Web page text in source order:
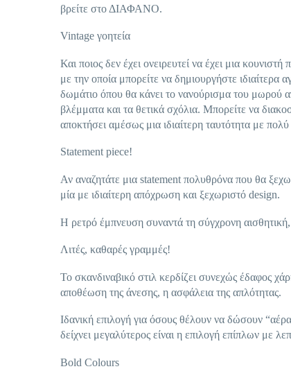
βρείτε στο ΔΙΑΦΑΝΟ.
Vintage γοητεία
Και ποιος δεν έχει ονειρευτεί να έχει μια
με την οποία μπορείτε να δημιουργήστε
δωμάτιο όπου θα κάνει το νανούρισμα του μωρού
βλέμματα και τα θετικά σχόλια. Μπορείτε να
αποκτήσει αμέσως μια ιδιαίτερη ταυτότητα με πολύ
Statement piece!
Αν αναζητάτε μια statement πολυθρόνα που θα
μία με ιδιαίτερη απόχρωση και ξεχωριστό design.
Η ρετρό έμπνευση συναντά τη σύγχρονη αισθητική,
Λιτές, καθαρές γραμμές!
Το σκανδιναβικό στιλ κερδίζει συνεχώς έδαφος
αποθέωση της άνεσης, η ασφάλεια της απλότητας.
Ιδανική επιλογή για όσους θέλουν να δώσουν
δείχνει μεγαλύτερος είναι η επιλογή επίπλων με
Bold Colours